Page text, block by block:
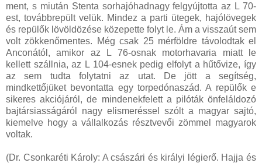
ment, s miután Stenta sorhajóhadnagy felgyújtotta az L 70-
est, továbbrepült velük. Mindez a parti ütegek, hajólövegek
és repülők lövöldözése közepette folyt le. Ám a visszaút sem
volt zökkenőmentes. Még csak 25 mérföldre távolodtak el
Anconától, amikor az L 76-osnak motorhavaria miatt le
kellett szállnia, az L 104-esnek pedig elfolyt a hűtővize, így
az sem tudta folytatni az utat. De jött a segítség,
mindkettőjüket bevontatta egy torpedónaszád. A repülők e
sikeres akciójáról, de mindenekfelett a pilóták önfeláldozó
bajtársiasságáról nagy elismeréssel szólt a magyar sajtó,
kiemelve hogy a vállalkozás résztvevői zömmel magyarok
voltak.
(Dr. Csonkaréti Károly: A császári és királyi légierő. Hajja és